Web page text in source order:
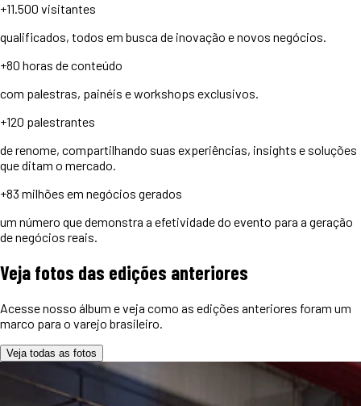
+11.500 visitantes
qualificados, todos em busca de inovação e novos negócios.
+80 horas de conteúdo
com palestras, painéis e workshops exclusivos.
+120 palestrantes
de renome, compartilhando suas experiências, insights e soluções
que ditam o mercado.
+83 milhões em negócios gerados
um número que demonstra a efetividade do evento para a geração
de negócios reais.
Veja fotos das edições anteriores
Acesse nosso álbum e veja como as edições anteriores foram um
marco para o varejo brasileiro.
Veja todas as fotos